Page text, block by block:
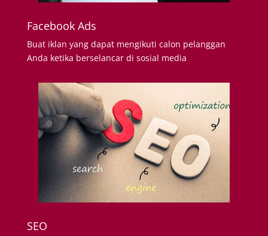
Facebook Ads
Buat iklan yang dapat mengikuti calon pelanggan
Anda ketika berselancar di sosial media
SEO